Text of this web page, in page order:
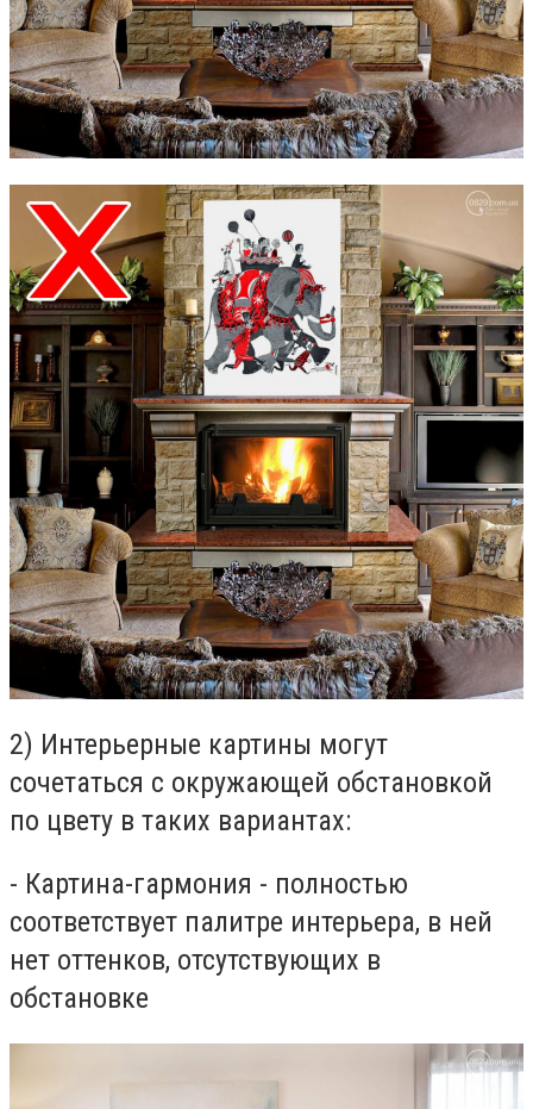
2) Интерьерные картины могут
сочетаться с окружающей обстановкой
по цвету в таких вариантах:
- Картина-гармония - полностью
соответствует палитре интерьера, в ней
нет оттенков, отсутствующих в
обстановке